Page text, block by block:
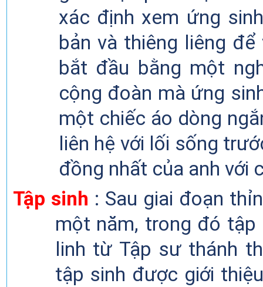
xác định xem ứng sinh
bản và thiêng liêng
bắt đầu bằng một
cộng đoàn mà ứng
một chiếc áo dòng
liên hệ với lối sống
đồng nhất của anh với
Tập sinh : Sau giai đoạn
một năm, trong đó
linh từ Tập sư thánh
tập sinh được giới